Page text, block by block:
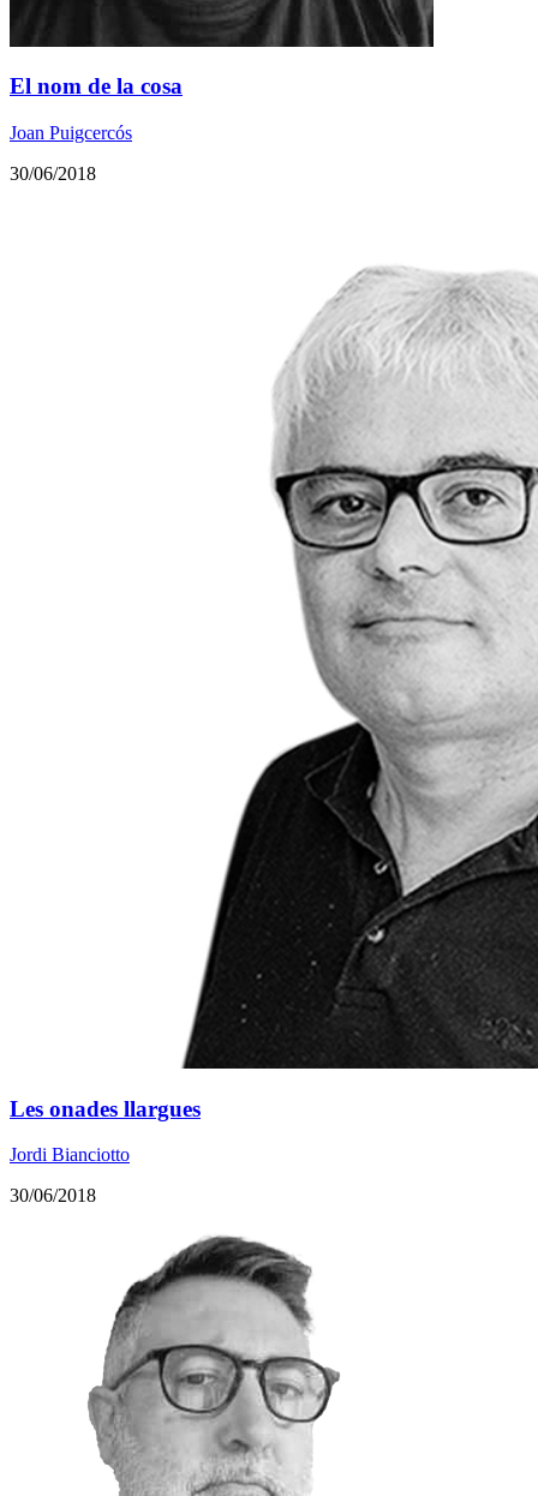
El nom de la cosa
Joan Puigcercós
30/06/2018
Les onades llargues
Jordi Bianciotto
30/06/2018